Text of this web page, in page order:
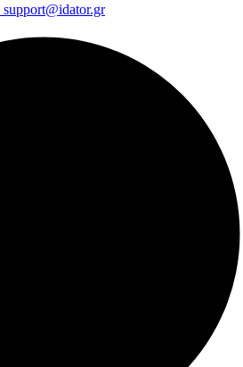
support@idator.gr